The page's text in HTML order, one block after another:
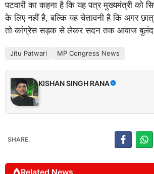
पटवारी का कहना है कि यह पत्र मुख्यमंत्री को
के लिए नहीं है, बल्कि यह चेतावनी है कि अगर
तो कांग्रेस सड़क से लेकर सदन तक आवाज बुलंद
Jitu Patwari MP Congress News
KISHAN SINGH RANA
SHARE.